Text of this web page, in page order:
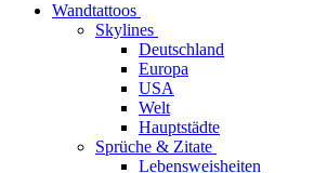
Wandtattoos
Skylines
Deutschland
Europa
USA
Welt
Hauptstädte
Sprüche & Zitate
Lebensweisheiten